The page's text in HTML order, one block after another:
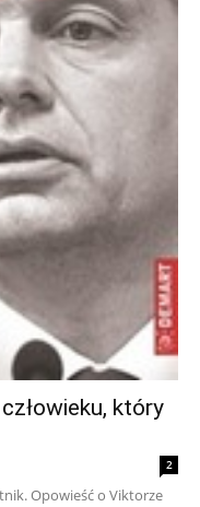
który
2
Opowieść o Viktorze